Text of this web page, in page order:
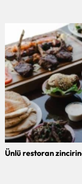
Ünlü restoran